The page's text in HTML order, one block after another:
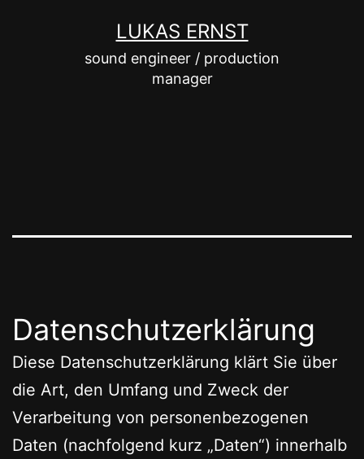
LUKAS ERNST
sound engineer / production
manager
Datenschutzerklärung
Diese Datenschutzerklärung klärt Sie über
die Art, den Umfang und Zweck der
Verarbeitung von personenbezogenen
Daten (nachfolgend kurz „Daten“) innerhalb